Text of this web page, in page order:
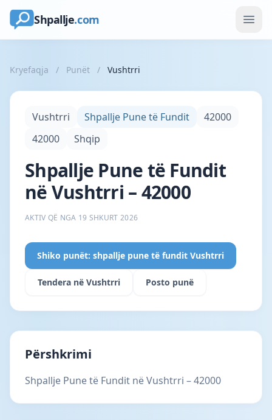
Shpallje.com
Kryefaqja / Punët / Vushtrri
Vushtrri Shpallje Pune të Fundit
42000
42000
Shqip
Shpallje Pune të Fundit
në Vushtrri – 42000
AKTIV QË NGA 19 SHKURT 2026
Shiko punët: shpallje pune të fundit Vushtrri
Tendera në Vushtrri Posto punë
Përshkrimi
Shpallje Pune të Fundit në Vushtrri – 42000